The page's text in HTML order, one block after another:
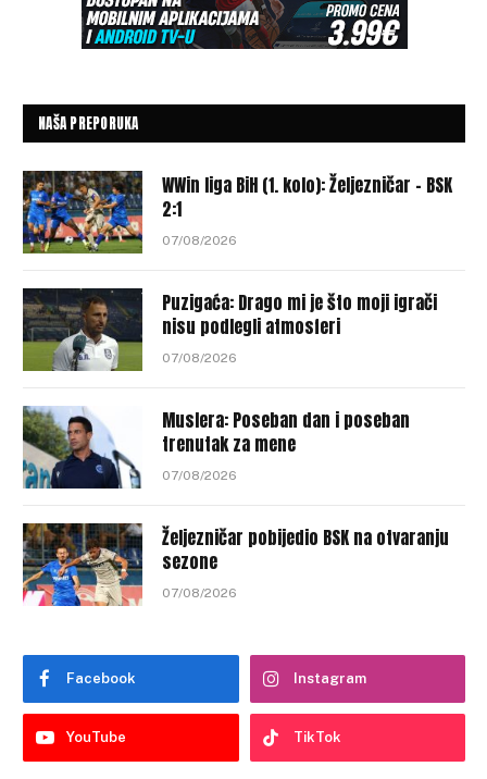
NAŠA PREPORUKA
WWin liga BiH (1. kolo): Željezničar – BSK
2:1
07/08/2026
Puzigaća: Drago mi je što moji igrači
nisu podlegli atmosferi
07/08/2026
Muslera: Poseban dan i poseban
trenutak za mene
07/08/2026
Željezničar pobijedio BSK na otvaranju
sezone
07/08/2026
Facebook Instagram
YouTube TikTok